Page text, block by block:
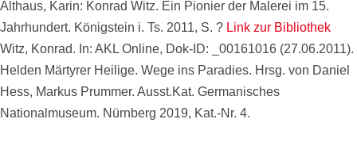
Althaus, Karin: Konrad Witz. Ein Pionier der Malerei im 15.
Jahrhundert. Königstein i. Ts. 2011, S. ? Link zur Bibliothek
Witz, Konrad. In: AKL Online, Dok-ID: _00161016 (27.06.2011).
Helden Märtyrer Heilige. Wege ins Paradies. Hrsg. von Daniel
Hess, Markus Prummer. Ausst.Kat. Germanisches
Nationalmuseum. Nürnberg 2019, Kat.-Nr. 4.